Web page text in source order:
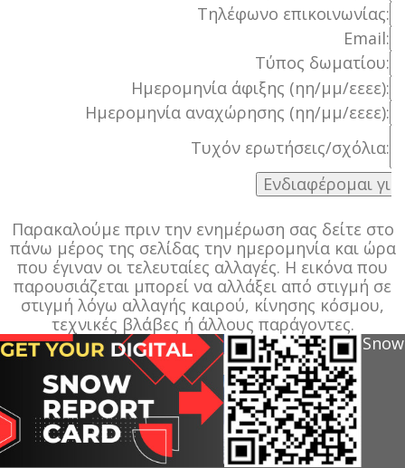
Τηλέφωνο επικοινωνίας:
Email:
Τύπος δωματίου:
Ημερομηνία άφιξης (ηη/μμ/εεεε):
Ημερομηνία αναχώρησης (ηη/μμ/εεεε):
Τυχόν ερωτήσεις/σχόλια:
Παρακαλούμε πριν την ενημέρωση σας δείτε στο
πάνω μέρος της σελίδας την ημερομηνία και ώρα
που έγιναν οι τελευταίες αλλαγές. Η εικόνα που
παρουσιάζεται μπορεί να αλλάξει από στιγμή σε
στιγμή λόγω αλλαγής καιρού, κίνησης κόσμου,
τεχνικές βλάβες ή άλλους παράγοντες.
Snow